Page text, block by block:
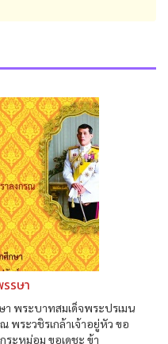
รษา
พระบาทสมเด็จพระปรเมน
พระวชิรเกล้าเจ้าอยู่หัว ขอ
ระหม่อม ขอเดชะ ข้า